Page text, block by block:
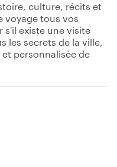
culture, récits et
voyage tous vos
s'il existe une visite
les secrets de la ville,
personnalisée de